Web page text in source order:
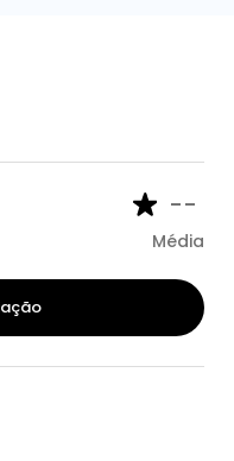
--
Média